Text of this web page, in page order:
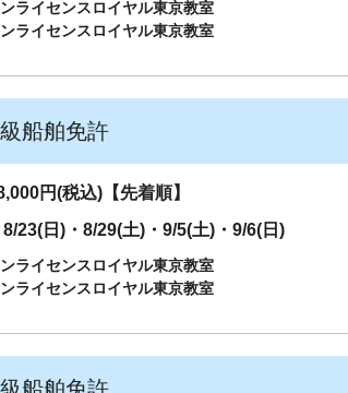
ライセンスロイヤル東京教室
ライセンスロイヤル東京教室
船舶免許
円(税込)【先着順】
23(日)・8/29(土)・9/5(土)・9/6(日)
ライセンスロイヤル東京教室
ライセンスロイヤル東京教室